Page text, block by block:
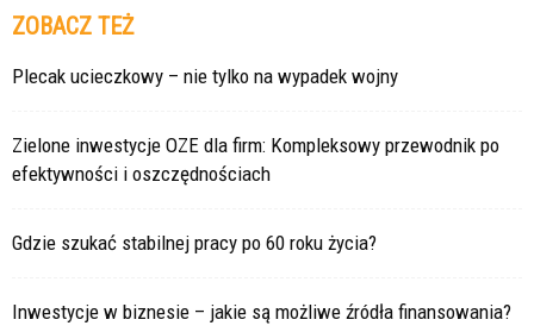
ZOBACZ TEŻ
Plecak ucieczkowy – nie tylko na wypadek wojny
Zielone inwestycje OZE dla firm: Kompleksowy przewodnik po
efektywności i oszczędnościach
Gdzie szukać stabilnej pracy po 60 roku życia?
Inwestycje w biznesie – jakie są możliwe źródła finansowania?